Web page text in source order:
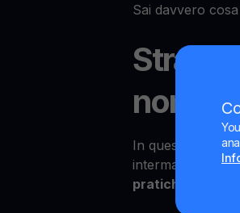
Sai davvero
non
In questo
intermarket di
pratiche per